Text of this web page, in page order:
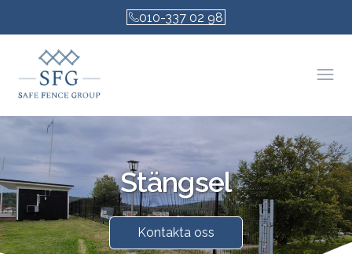
010-337 02 98
Stängsel
Kontakta oss